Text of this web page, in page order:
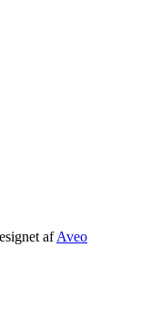
afAveo